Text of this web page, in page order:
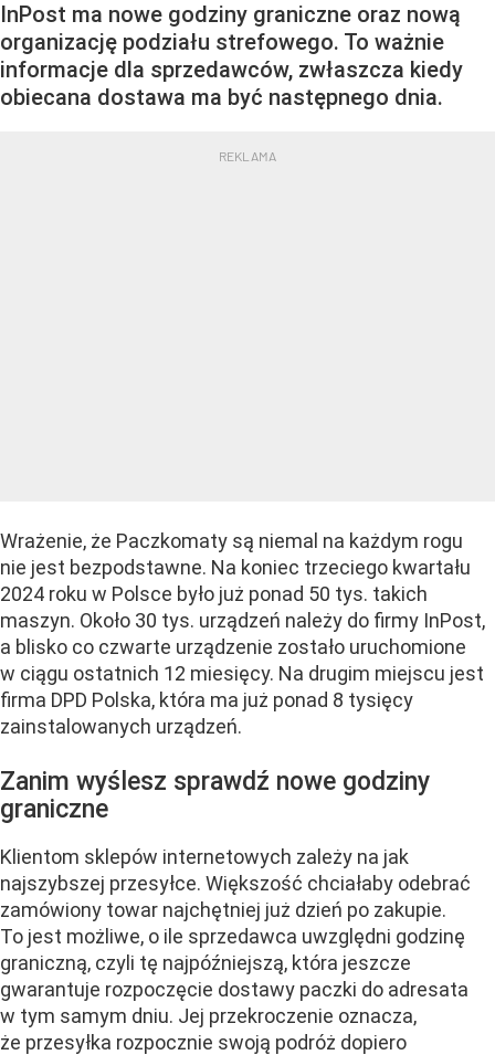
InPost ma nowe godziny graniczne oraz nową
organizację podziału strefowego. To ważnie
informacje dla sprzedawców, zwłaszcza kiedy
obiecana dostawa ma być następnego dnia.
Wrażenie, że Paczkomaty są niemal na każdym rogu
nie jest bezpodstawne. Na koniec trzeciego kwartału
2024 roku w Polsce było już ponad 50 tys. takich
maszyn. Około 30 tys. urządzeń należy do firmy InPost,
a blisko co czwarte urządzenie zostało uruchomione
w ciągu ostatnich 12 miesięcy. Na drugim miejscu jest
firma DPD Polska, która ma już ponad 8 tysięcy
zainstalowanych urządzeń.
Zanim wyślesz sprawdź nowe godziny
graniczne
Klientom sklepów internetowych zależy na jak
najszybszej przesyłce. Większość chciałaby odebrać
zamówiony towar najchętniej już dzień po zakupie.
To jest możliwe, o ile sprzedawca uwzględni godzinę
graniczną, czyli tę najpóźniejszą, która jeszcze
gwarantuje rozpoczęcie dostawy paczki do adresata
w tym samym dniu. Jej przekroczenie oznacza,
że przesyłka rozpocznie swoją podróż dopiero